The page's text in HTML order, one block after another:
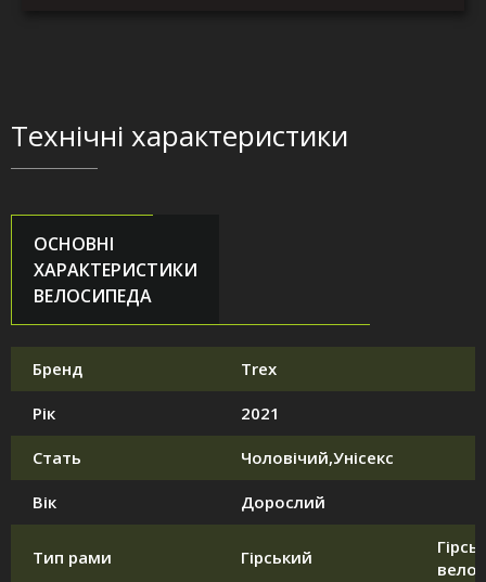
Технічні характеристики
ОСНОВНІ
ХАРАКТЕРИСТИКИ
ВЕЛОСИПЕДА
Бренд Trex
Рік 2021
Стать Чоловічий,Унісекс
Вік Дорослий
Тип рами Гірський